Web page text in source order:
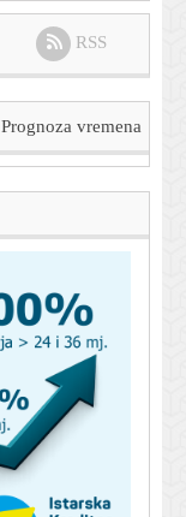
RSS
Prognoza vremena